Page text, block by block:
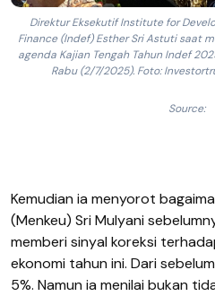
Direktur Eksekutif Institute for
Finance (Indef) Esther Sri Astuti saat
agenda Kajian Tengah Tahun Indef
Rabu (2/7/2025). Foto:
Source:
Kemudian ia menyorot
(Menkeu) Sri Mulyani
memberi sinyal koreksi
ekonomi tahun ini. Dari
5%. Namun ia menilai bukan